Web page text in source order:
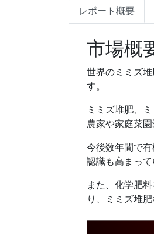
レポート概要
市場概
世界のミミズ
す。
ミミズ堆肥、
農家や家庭菜
今後数年間で
認識も高まっ
また、化学肥
り、ミミズ堆